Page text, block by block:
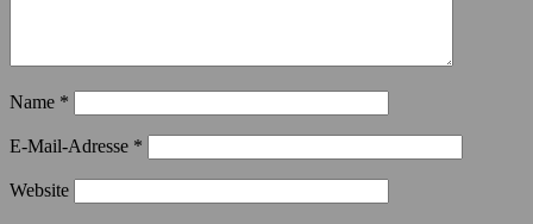
Name *
E-Mail-Adresse *
Website